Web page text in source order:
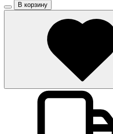
В корзину